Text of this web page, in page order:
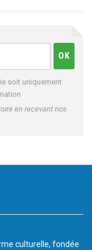
soit uniquement
en recevant nos
culturelle, fondée